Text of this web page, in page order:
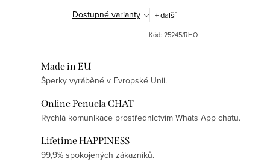
pro romantický vzhled ✨. Jsou
skvělým doplňkem pro ženy,
které sledují...
Dostupné varianty + další
Kód: 25245/RHO
Ovládací prvky výpisu
Made in EU
Šperky vyráběné v Evropské Unii.
Online Penuela CHAT
Rychlá komunikace prostřednictvím Whats App chatu.
Lifetime HAPPINESS
99,9% spokojených zákazníků.